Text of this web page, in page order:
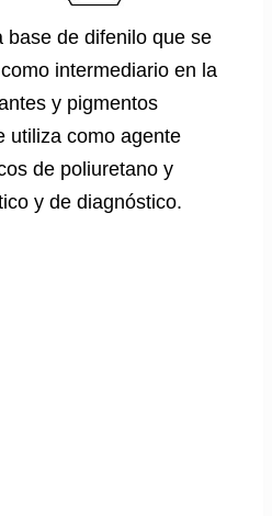
base de difenilo que se
intermediario en la
y pigmentos
utiliza como agente
de poliuretano y
y de diagnóstico.